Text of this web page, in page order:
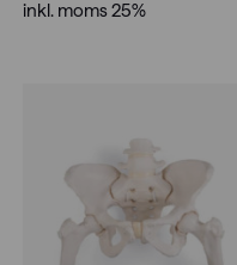
inkl. moms 25%